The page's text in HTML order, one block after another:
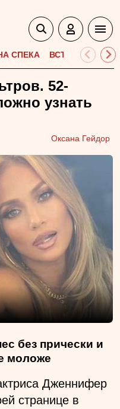
СПЕКА ВСТУПНА
52-
узнать
Оксана Гейдор
без прически и
моложе
Дженнифер
странице в